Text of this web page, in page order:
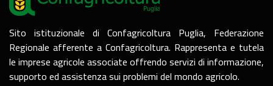
Sito istituzionale di Confagricoltura Puglia, Federazione
Regionale afferente a Confagricoltura. Rappresenta e tutela
le imprese agricole associate offrendo servizi di informazione,
supporto ed assistenza sui problemi del mondo agricolo.